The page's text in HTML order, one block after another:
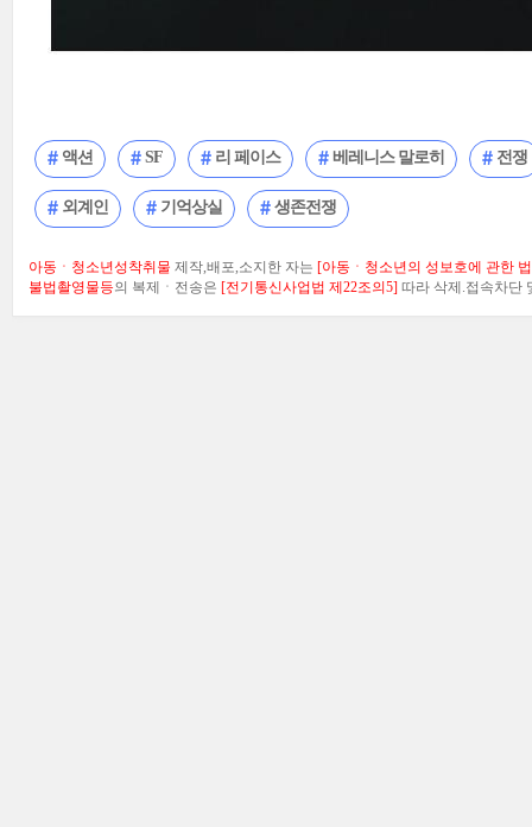
액션 SF 리 페이스 베레니스 말로히 전쟁
외계인 기억상실 생존전쟁
아동ㆍ청소년성착취물 제작,배포,소지한 자는 [아동ㆍ청소년의 성보호에 관한
불법촬영물등의 복제ㆍ전송은 [전기통신사업법 제22조의5] 따라 삭제.접속차단